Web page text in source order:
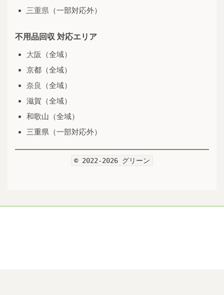
三重県 （一部対応外）
不用品回収 対応エリア
大阪 （全域）
京都（全域）
奈良 （全域）
滋賀（全域）
和歌山（全域）
三重県（一部対応外）
© 2022-2026 グリーン